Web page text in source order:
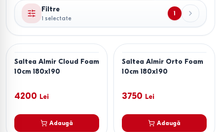
Filtre
1 selectate
1
Saltea Almir Cloud Foam
10cm 180x190
4200 Lei
Adaugă
Saltea Almir Orto Foam
10cm 180x190
3750 Lei
Adaugă